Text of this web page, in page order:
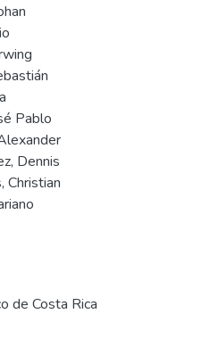
Pablo
Dennis
Christian
de Costa Rica